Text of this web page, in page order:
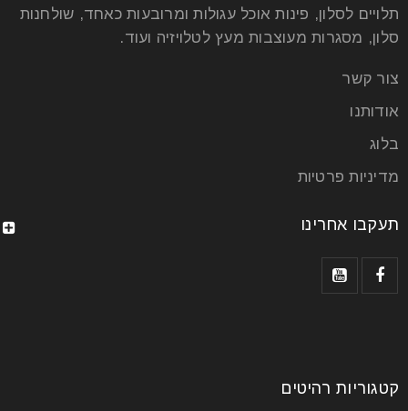
תלויים לסלון, פינות אוכל עגולות ומרובעות כאחד, שולחנות
סלון, מסגרות מעוצבות מעץ לטלויזיה ועוד.
צור קשר
אודותנו
בלוג
מדיניות פרטיות
תעקבו אחרינו
קטגוריות רהיטים